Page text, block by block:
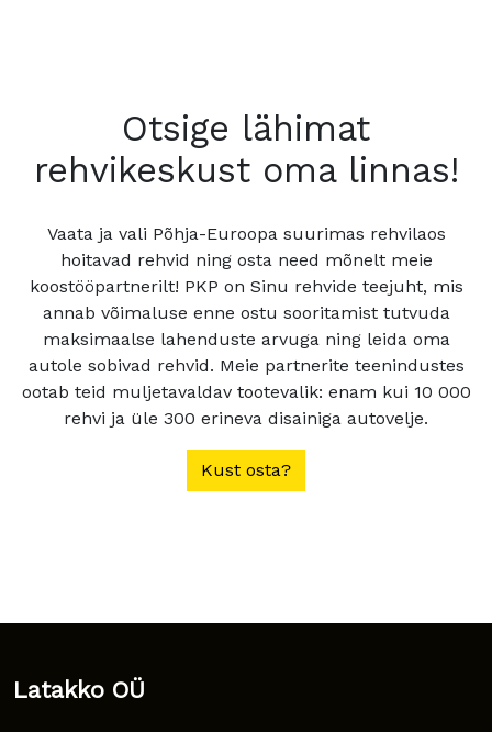
Otsige lähimat
rehvikeskust oma linnas!
Vaata ja vali Põhja-Euroopa suurimas rehvilaos
hoitavad rehvid ning osta need mõnelt meie
koostööpartnerilt! PKP on Sinu rehvide teejuht, mis
annab võimaluse enne ostu sooritamist tutvuda
maksimaalse lahenduste arvuga ning leida oma
autole sobivad rehvid. Meie partnerite teenindustes
ootab teid muljetavaldav tootevalik: enam kui 10 000
rehvi ja üle 300 erineva disainiga autovelje.
Kust osta?
Latakko OÜ